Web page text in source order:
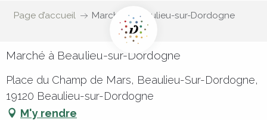
Page d’accueil Marché à Beaulieu-sur-Dordogne
Marché à Beaulieu-sur-Dordogne
Place du Champ de Mars, Beaulieu-Sur-Dordogne,
19120 Beaulieu-sur-Dordogne
M'y rendre